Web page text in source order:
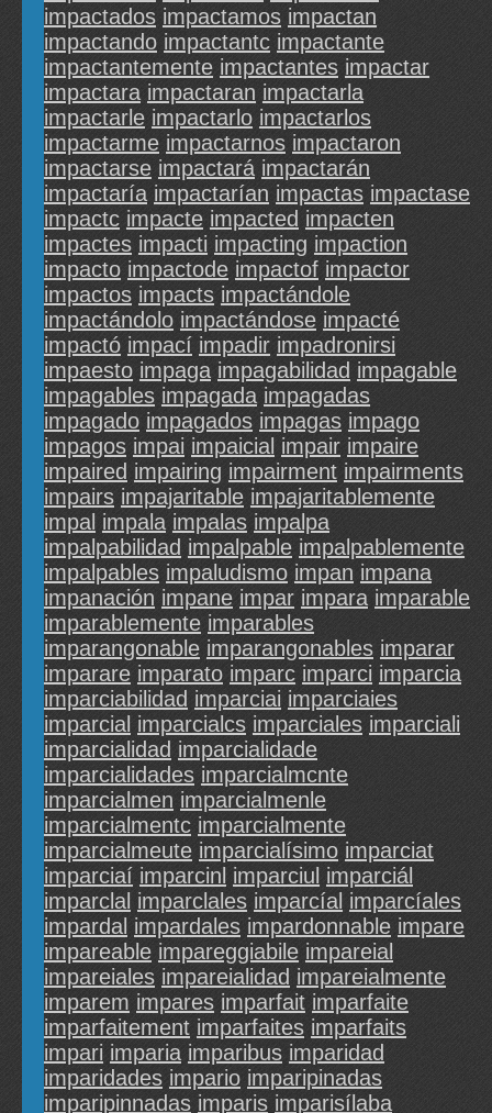
impactados impactamos impactan
impactando impactantc impactante
impactantemente impactantes impactar
impactara impactaran impactarla
impactarle impactarlo impactarlos
impactarme impactarnos impactaron
impactarse impactará impactarán
impactaría impactarían impactas impactase
impactc impacte impacted impacten
impactes impacti impacting impaction
impacto impactode impactof impactor
impactos impacts impactándole
impactándolo impactándose impacté
impactó impací impadir impadronirsi
impaesto impaga impagabilidad impagable
impagables impagada impagadas
impagado impagados impagas impago
impagos impai impaicial impair impaire
impaired impairing impairment impairments
impairs impajaritable impajaritablemente
impal impala impalas impalpa
impalpabilidad impalpable impalpablemente
impalpables impaludismo impan impana
impanación impane impar impara imparable
imparablemente imparables
imparangonable imparangonables imparar
imparare imparato imparc imparci imparcia
imparciabilidad imparciai imparciaies
imparcial imparcialcs imparciales imparciali
imparcialidad imparcialidade
imparcialidades imparcialmcnte
imparcialmen imparcialmenle
imparcialmentc imparcialmente
imparcialmeute imparcialísimo imparciat
imparciaí imparcinl imparciul imparciál
imparclal imparclales imparcíal imparcíales
impardal impardales impardonnable impare
impareable impareggiabile impareial
impareiales impareialidad impareialmente
imparem impares imparfait imparfaite
imparfaitement imparfaites imparfaits
impari imparia imparibus imparidad
imparidades impario imparipinadas
imparipinnadas imparis imparisílaba